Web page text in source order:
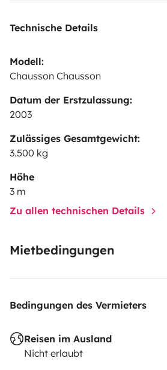
Technische Details
Modell:
Chausson Chausson
Datum der Erstzulassung:
2003
Zulässiges Gesamtgewicht:
3.500 kg
Höhe
3 m
Zu allen technischen Details
Mietbedingungen
Bedingungen des Vermieters
Reisen im Ausland
Nicht erlaubt